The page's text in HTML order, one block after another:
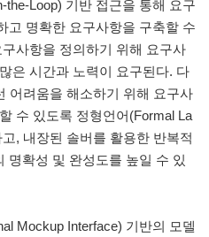
the-Loop) 기반 접근을 통해 요구
고 명확한 요구사항을 구축할 수
사항을 정의하기 위해 요구사
은 시간과 노력이 요구된다. 다
어려움을 해소하기 위해 요구사
수 있도록 정형언어(Formal La
, 내장된 솔버를 활용한 반복적
명확성 및 완성도를 높일 수 있
Mockup Interface) 기반의 모델